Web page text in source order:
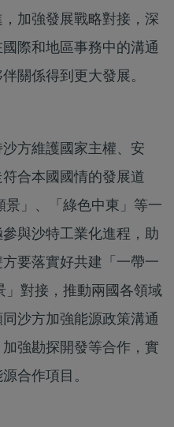
加強發展戰略對接，深
際和地區事務中的溝通
關係得到更大發展。
方維護國家主權、安
合本國國情的發展道
景」、「綠色中東」等一
與沙特工業化進程，助
要落實好共建「一帶一
」對接，推動兩國各領域
沙方加強能源政策溝通
強勘探開發等合作，實
合作項目。